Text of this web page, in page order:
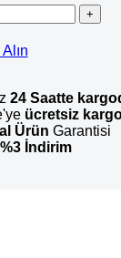
24 Saatte
ücretsiz
Ürün Garantisi
%3 İndirim